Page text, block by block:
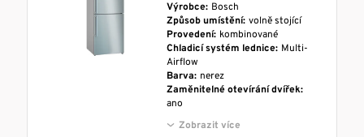
Výrobce: Bosch
Způsob umístění: volně stojící
Provedení: kombinované
Chladicí systém lednice: Multi-
Airflow
Barva: nerez
Zaměnitelné otevírání dvířek:
ano
Zobrazit více